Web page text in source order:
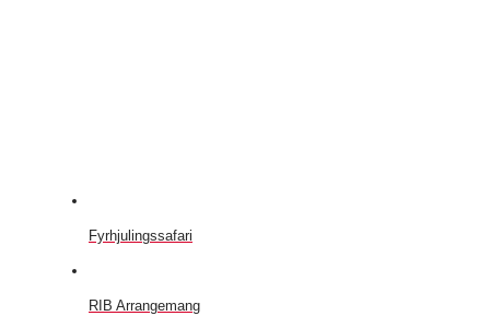
Fyrhjulingssafari
RIB Arrangemang